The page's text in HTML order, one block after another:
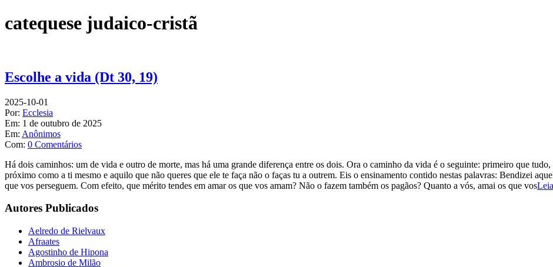
catequese judaico-cristã
Escolhe a vida (Dt 30, 19)
2025-10-01
Por: Ecclesia
Em: 1 de outubro de 2025
Em: Anônimos
Com: 0 Comentários
Há dois caminhos: um de vida e outro de morte, mas há uma grande diferença entre os dois. Ora o caminho da vida é o seguinte: primeiro que
próximo como a ti mesmo e aquilo que não queres que ele te faça não o faças tu a outrem. Eis o ensinamento contido nestas palavras: Bendizei
que vos perseguem. Com efeito, que mérito tendes em amar os que vos amam? Não o fazem também os pagãos? Quanto a vós, amai os que vos
Autores Publicados
Aelredo de Rielvaux
Afraates
Agostinho de Hipona
Ambrosio de Milão